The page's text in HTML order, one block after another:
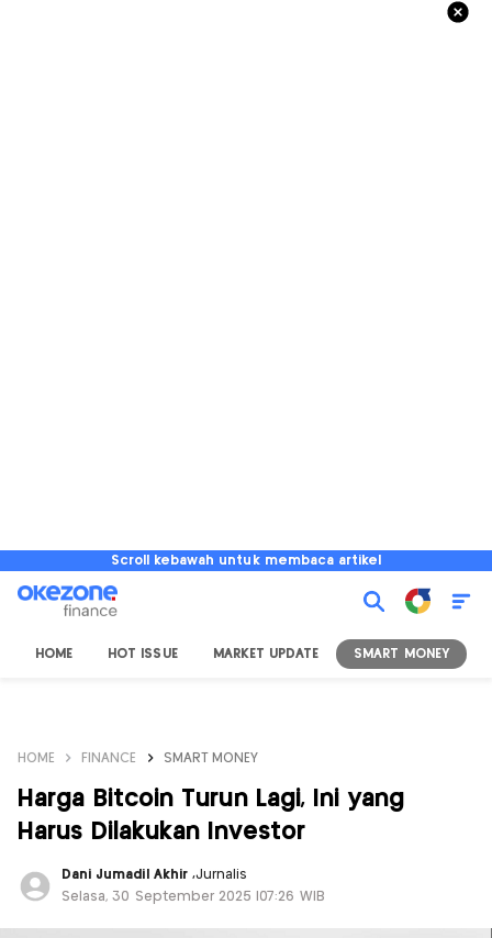
Scroll kebawah untuk membaca artikel
HOME HOT ISSUE MARKET UPDATE SMART MONEY
HOME FINANCE SMART MONEY
Harga Bitcoin Turun Lagi, Ini yang
Harus Dilakukan Investor
Dani Jumadil Akhir ,Jurnalis
Selasa, 30 September 2025 |07:26 WIB